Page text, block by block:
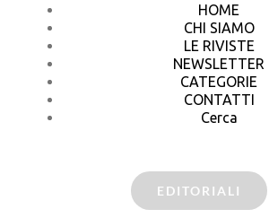
HOME
CHI SIAMO
LE RIVISTE
NEWSLETTER
CATEGORIE
CONTATTI
Cerca
EDITORIALI